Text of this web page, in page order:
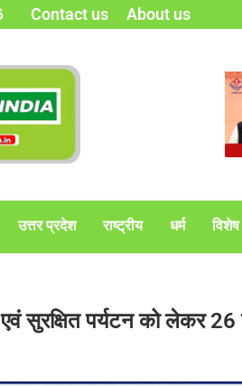
Contact us About us
उत्तर प्रदेश राष्ट्रीय धर्म विशेष
सुरक्षित पर्यटन को लेकर 26